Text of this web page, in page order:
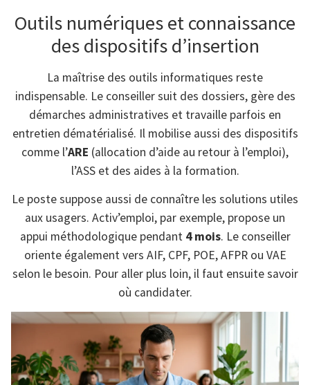
Outils numériques et connaissance
des dispositifs d’insertion
La maîtrise des outils informatiques reste
indispensable. Le conseiller suit des dossiers, gère des
démarches administratives et travaille parfois en
entretien dématérialisé. Il mobilise aussi des dispositifs
comme l’ARE (allocation d’aide au retour à l’emploi),
l’ASS et des aides à la formation.
Le poste suppose aussi de connaître les solutions utiles
aux usagers. Activ’emploi, par exemple, propose un
appui méthodologique pendant 4 mois. Le conseiller
oriente également vers AIF, CPF, POE, AFPR ou VAE
selon le besoin. Pour aller plus loin, il faut ensuite savoir
où candidater.